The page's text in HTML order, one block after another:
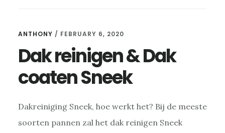
ANTHONY / FEBRUARY 6, 2020
Dak reinigen & Dak
coaten Sneek
Dakreiniging Sneek, hoe werkt het? Bij de meeste
soorten pannen zal het dak reinigen Sneek